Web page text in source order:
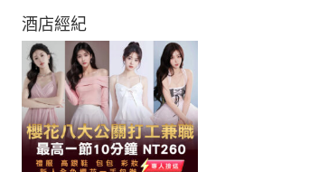
酒店經紀